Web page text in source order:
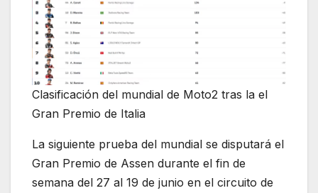
Clasificación del mundial de Moto2 tras la el
Gran Premio de Italia
La siguiente prueba del mundial se disputará el
Gran Premio de Assen durante el fin de
semana del 27 al 19 de junio en el circuito de